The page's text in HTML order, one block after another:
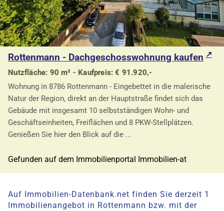
Rottenmann - Dachgeschosswohnung kaufen
Nutzfläche: 90 m² - Kaufpreis: € 91.920,-
Wohnung in 8786 Rottenmann - Eingebettet in die malerische
Natur der Region, direkt an der Hauptstraße findet sich das
Gebäude mit insgesamt 10 selbstständigen Wohn- und
Geschäftseinheiten, Freiflächen und 8 PKW-Stellplätzen.
Genießen Sie hier den Blick auf die ...
Gefunden auf dem Immobilienportal Immobilien-at
Auf Immobilien-Datenbank.net finden Sie derzeit 1
Immobilienangebot in Rottenmann bzw. mit der